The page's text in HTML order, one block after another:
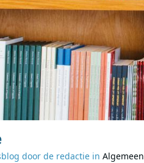
door de redactie in Algemeen